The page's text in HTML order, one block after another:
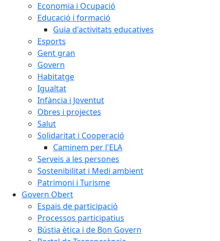
Economia i Ocupació
Educació i formació
Guia d'activitats educatives
Esports
Gent gran
Govern
Habitatge
Igualtat
Infància i Joventut
Obres i projectes
Salut
Solidaritat i Cooperació
Caminem per l'ELA
Serveis a les persones
Sostenibilitat i Medi ambient
Patrimoni i Turisme
Govern Obert
Espais de participació
Processos participatius
Bústia ètica i de Bon Govern